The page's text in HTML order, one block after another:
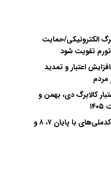
الکترونیکی/حمایت
تقویت شود
اعتبار و تمدید
کالابرگ دی، بهمن و
فعال‌سازی کالابرگ برای کدملی‌های با پایان ۷، ۸ و